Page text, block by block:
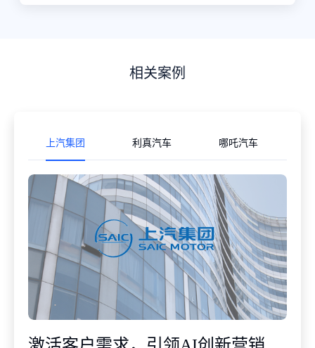
相关案例
上汽集团 利真汽车 哪吒汽车